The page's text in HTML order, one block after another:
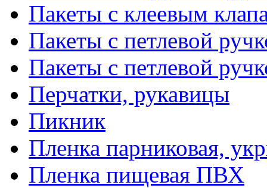
Пакеты с клеевым
Пакеты с петлевой
Пакеты с петлевой
Перчатки, рукавицы
Пикник
Пленка парниковая,
Пленка пищевая ПВХ